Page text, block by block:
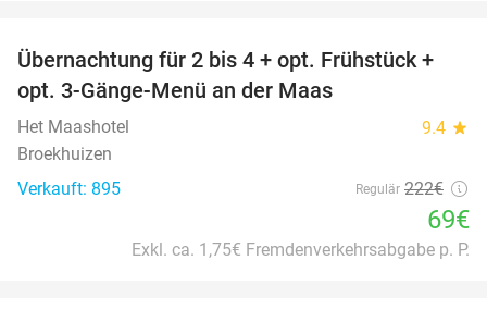
69%
Übernachtung für 2 bis 4 + opt. Frühstück +
opt. 3-Gänge-Menü an der Maas
Het Maashotel 9.4 star
Broekhuizen
Verkauft: 895
Regulär 222€
69€
Exkl. ca. 1,75€ Fremdenverkehrsabgabe p. P.